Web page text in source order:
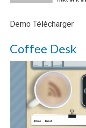
Demo Télécharger
Coffee Desk